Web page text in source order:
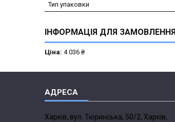
Тип упаковки
ІНФОРМАЦІЯ ДЛЯ ЗАМОВЛЕННЯ
Ціна: 4 036 ₴
Харків, вул. Тюринська, 50/2, Харків,